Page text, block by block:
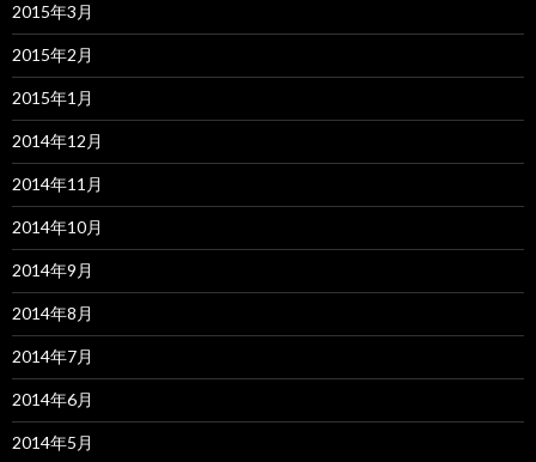
2015年3月
2015年2月
2015年1月
2014年12月
2014年11月
2014年10月
2014年9月
2014年8月
2014年7月
2014年6月
2014年5月